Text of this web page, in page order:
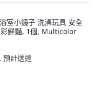
室小鏡子 洗澡玩具 安全
鮮豔, 1個, Multicolor
預計送達